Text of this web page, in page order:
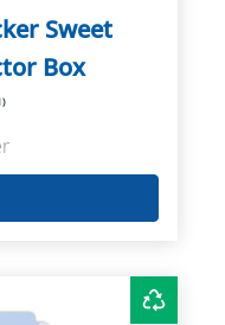
Sweet
Box